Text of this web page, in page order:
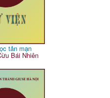
tản mạn
Bái Nhiên